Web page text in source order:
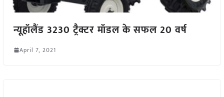
न्यूहॉलैंड 3230 ट्रैक्टर मॉडल के सफल 20 वर्ष
April 7, 2021